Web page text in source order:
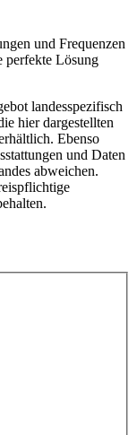
und Frequenzen
perfekte Lösung
landesspezifisch
hier dargestellten
Ebenso
und Daten
abweichen.